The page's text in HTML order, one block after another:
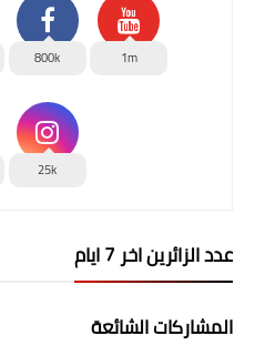
1m
800k
25k
عدد الزائرين اخر 7 ايام
المشاركات الشائعة